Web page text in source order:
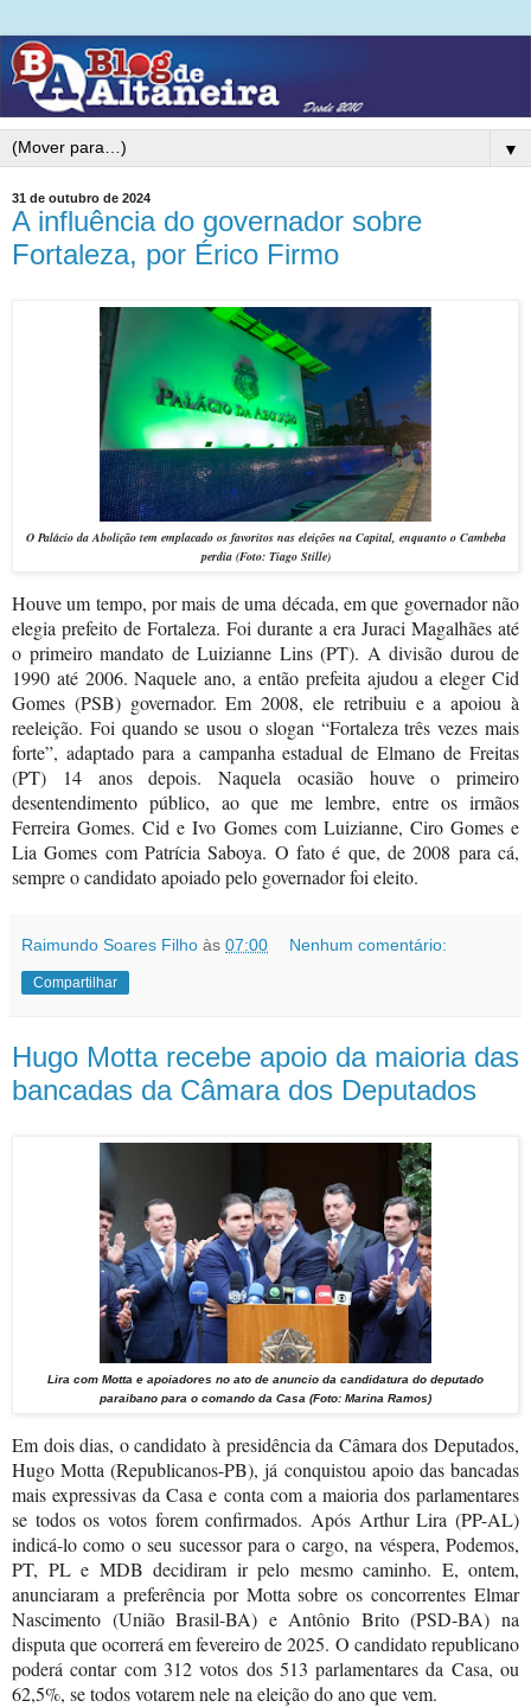
▼
31 de outubro de 2024
A influência do governador sobre
Fortaleza, por Érico Firmo
O Palácio da Abolição tem emplacado os favoritos nas eleições na Capital, enquanto o Cambeba
perdia (Foto: Tiago Stille)
Houve um tempo, por mais de uma década, em que governador não
elegia prefeito de Fortaleza. Foi durante a era Juraci Magalhães até
o primeiro mandato de Luizianne Lins (PT). A divisão durou de
1990 até 2006. Naquele ano, a então prefeita ajudou a eleger Cid
Gomes (PSB) governador. Em 2008, ele retribuiu e a apoiou à
reeleição. Foi quando se usou o slogan “Fortaleza três vezes mais
forte”, adaptado para a campanha estadual de Elmano de Freitas
(PT) 14 anos depois. Naquela ocasião houve o primeiro
desentendimento público, ao que me lembre, entre os irmãos
Ferreira Gomes. Cid e Ivo Gomes com Luizianne, Ciro Gomes e
Lia Gomes com Patrícia Saboya. O fato é que, de 2008 para cá,
sempre o candidato apoiado pelo governador foi eleito.
Raimundo Soares Filho às 07:00 Nenhum comentário:
Compartilhar
Hugo Motta recebe apoio da maioria das
bancadas da Câmara dos Deputados
Lira com Motta e apoiadores no ato de anuncio da candidatura do deputado
paraibano para o comando da Casa (Foto: Marina Ramos)
Em dois dias, o candidato à presidência da Câmara dos Deputados,
Hugo Motta (Republicanos-PB), já conquistou apoio das bancadas
mais expressivas da Casa e conta com a maioria dos parlamentares
se todos os votos forem confirmados. Após Arthur Lira (PP-AL)
indicá-lo como o seu sucessor para o cargo, na véspera, Podemos,
PT, PL e MDB decidiram ir pelo mesmo caminho. E, ontem,
anunciaram a preferência por Motta sobre os concorrentes Elmar
Nascimento (União Brasil-BA) e Antônio Brito (PSD-BA) na
disputa que ocorrerá em fevereiro de 2025. O candidato republicano
poderá contar com 312 votos dos 513 parlamentares da Casa, ou
62,5%, se todos votarem nele na eleição do ano que vem.